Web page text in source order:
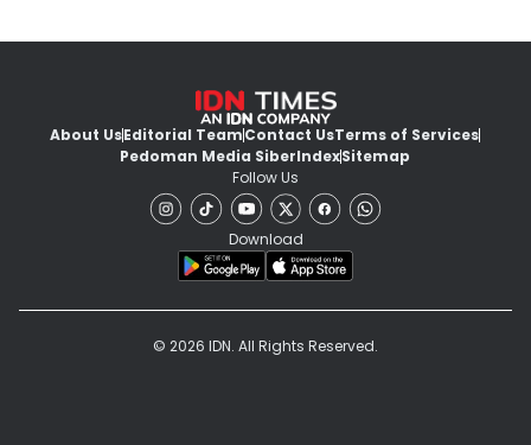
About UsEditorial TeamContact UsTerms of Services
Pedoman Media SiberIndexSitemap
Follow Us
Download
© 2026 IDN. All Rights Reserved.